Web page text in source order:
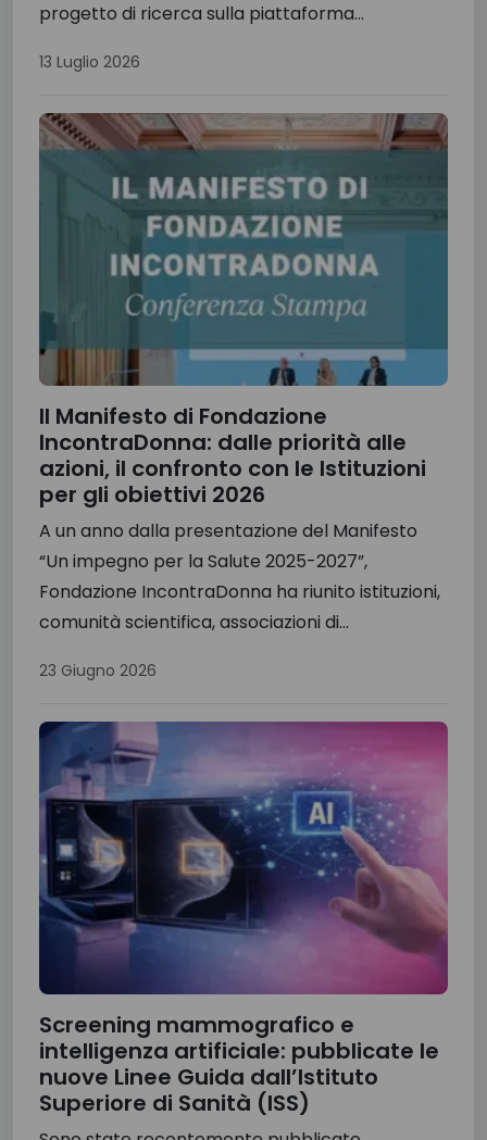
progetto di ricerca sulla piattaforma...
13 Luglio 2026
Il Manifesto di Fondazione
IncontraDonna: dalle priorità alle
azioni, il confronto con le Istituzioni
per gli obiettivi 2026
A un anno dalla presentazione del Manifesto
“Un impegno per la Salute 2025-2027”,
Fondazione IncontraDonna ha riunito istituzioni,
comunità scientifica, associazioni di...
23 Giugno 2026
Screening mammografico e
intelligenza artificiale: pubblicate le
nuove Linee Guida dall’Istituto
Superiore di Sanità (ISS)